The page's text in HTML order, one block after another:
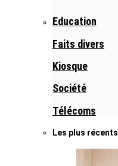
Education
Faits divers
Kiosque
Société
Télécoms
Les plus récents